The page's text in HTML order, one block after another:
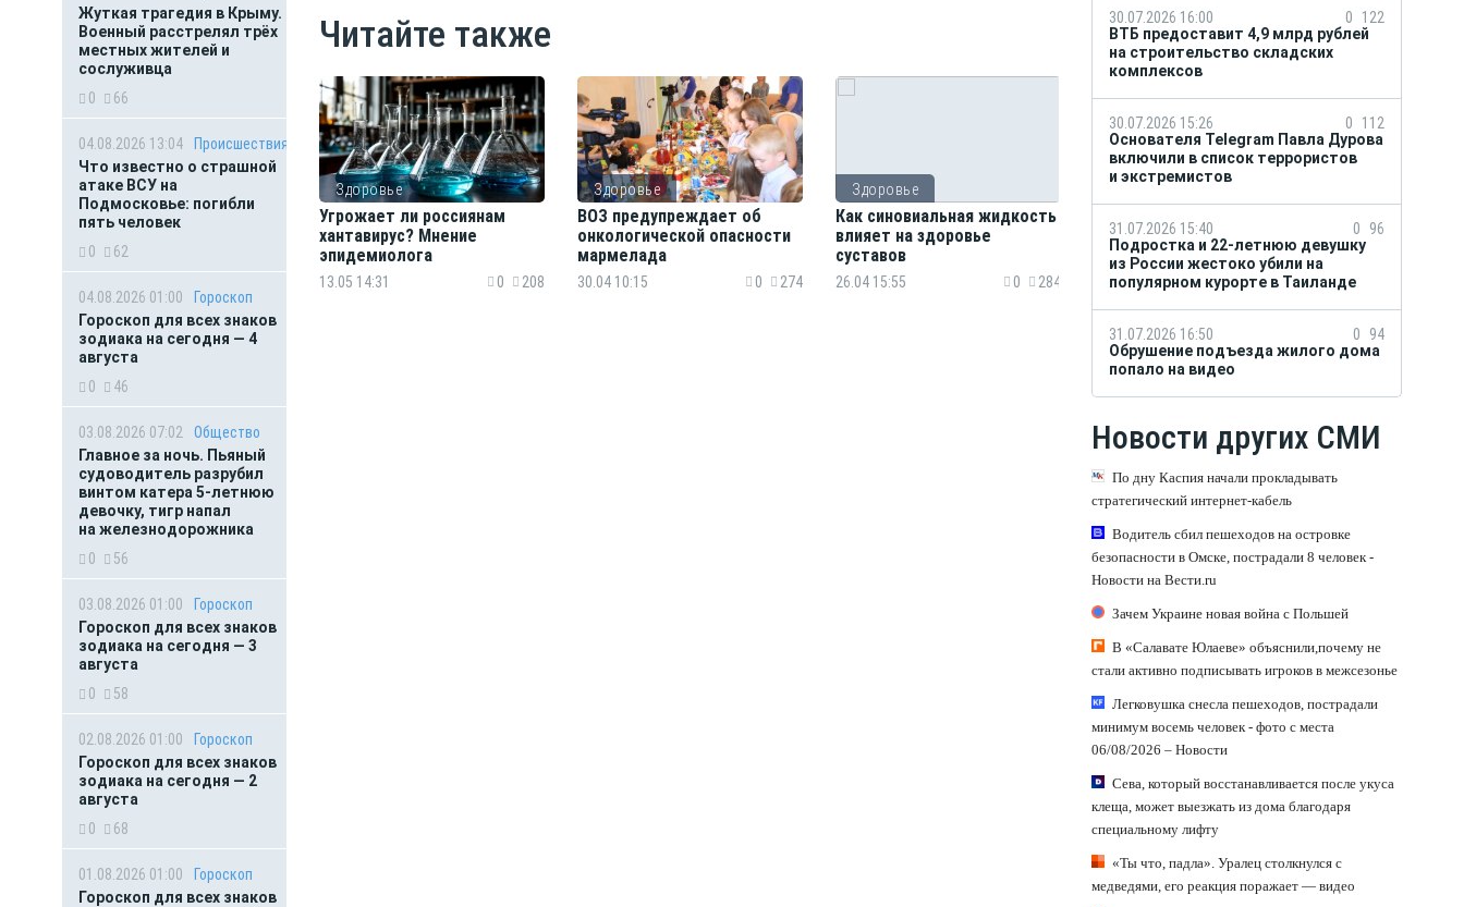
Жуткая трагедия в Крыму.
Военный расстрелял трёх
местных жителей и
сослуживца
0
66
04.08.2026 13:04
Происшествия
Что известно о страшной
атаке ВСУ на
Подмосковье: погибли
пять человек
0
62
04.08.2026 01:00
Гороскоп
Гороскоп для всех знаков
зодиака на сегодня — 4
августа
0
46
03.08.2026 07:02
Общество
Главное за ночь. Пьяный
судоводитель разрубил
винтом катера 5-летнюю
девочку, тигр напал
на железнодорожника
0
56
03.08.2026 01:00
Гороскоп
Гороскоп для всех знаков
зодиака на сегодня — 3
августа
0
58
02.08.2026 01:00
Гороскоп
Гороскоп для всех знаков
зодиака на сегодня — 2
августа
0
68
01.08.2026 01:00
Гороскоп
Гороскоп для всех знаков
Читайте также
Здоровье
Угрожает ли россиянам
хантавирус? Мнение
эпидемиолога
13.05 14:31 0 208
Здоровье
ВОЗ предупреждает об
онкологической опасности
мармелада
30.04 10:15 0 274
Здоровье
Как синовиальная жидкость
влияет на здоровье
суставов
26.04 15:55 0 284
30.07.2026 16:00 0
122
ВТБ предоставит 4,9 млрд рублей
на строительство складских
комплексов
30.07.2026 15:26 0
112
Основателя Telegram Павла Дурова
включили в список террористов
и экстремистов
31.07.2026 15:40 0
96
Подростка и 22-летнюю девушку
из России жестоко убили на
популярном курорте в Таиланде
31.07.2026 16:50 0
94
Обрушение подъезда жилого дома
попало на видео
Новости других СМИ
По дну Каспия начали прокладывать
стратегический интернет-кабель
Водитель сбил пешеходов на островке
безопасности в Омске, пострадали 8 человек -
Новости на Вести.ru
Зачем Украине новая война с Польшей
В «Салавате Юлаеве» объяснили,почему не
стали активно подписывать игроков в межсезонье
Легковушка снесла пешеходов, пострадали
минимум восемь человек - фото с места
06/08/2026 – Новости
Сева, который восстанавливается после укуса
клеща, может выезжать из дома благодаря
специальному лифту
«Ты что, падла». Уралец столкнулся с
медведями, его реакция поражает — видео